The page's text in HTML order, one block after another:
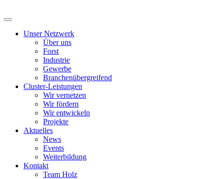
Unser Netzwerk
Über uns
Forst
Industrie
Gewerbe
Branchenübergreifend
Cluster-Leistungen
Wir vernetzen
Wir fördern
Wir entwickeln
Projekte
Aktuelles
News
Events
Weiterbildung
Kontakt
Team Holz